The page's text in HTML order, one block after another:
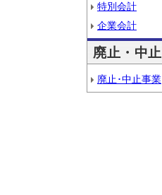
特別会計
企業会計
廃止・中止
廃止･中止事業